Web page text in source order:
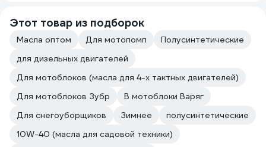
Этот товар из подборок
Масла оптом Для мотопомп
Полусинтетические
для дизельных двигателей
Для мотоблоков (масла для 4-х тактных двигателей)
Для мотоблоков Зубр
В мотоблоки Варяг
Для снегоуборщиков
Зимнее
полусинтетические
10W-40 (масла для садовой техники)